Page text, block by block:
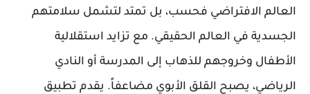
العالم الافتراضي فحسب، بل تمتد لتشمل سلامتهم
الجسدية في العالم الحقيقي. مع تزايد استقلالية
الأطفال وخروجهم للذهاب إلى المدرسة أو النادي
الرياضي، يصبح القلق الأبوي مضاعفاً. يقدم تطبيق